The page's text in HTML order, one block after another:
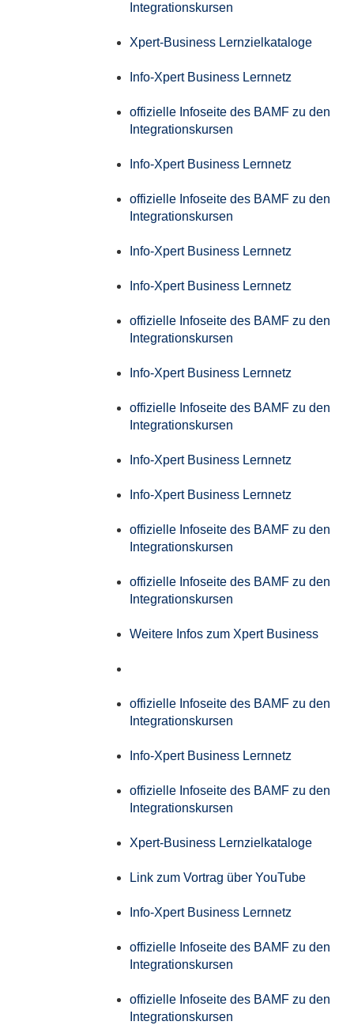
Integrationskursen
Xpert-Business Lernzielkataloge
Info-Xpert Business Lernnetz
offizielle Infoseite des BAMF zu den
Integrationskursen
Info-Xpert Business Lernnetz
offizielle Infoseite des BAMF zu den
Integrationskursen
Info-Xpert Business Lernnetz
Info-Xpert Business Lernnetz
offizielle Infoseite des BAMF zu den
Integrationskursen
Info-Xpert Business Lernnetz
offizielle Infoseite des BAMF zu den
Integrationskursen
Info-Xpert Business Lernnetz
Info-Xpert Business Lernnetz
offizielle Infoseite des BAMF zu den
Integrationskursen
offizielle Infoseite des BAMF zu den
Integrationskursen
Weitere Infos zum Xpert Business
offizielle Infoseite des BAMF zu den
Integrationskursen
Info-Xpert Business Lernnetz
offizielle Infoseite des BAMF zu den
Integrationskursen
Xpert-Business Lernzielkataloge
Link zum Vortrag über YouTube
Info-Xpert Business Lernnetz
offizielle Infoseite des BAMF zu den
Integrationskursen
offizielle Infoseite des BAMF zu den
Integrationskursen